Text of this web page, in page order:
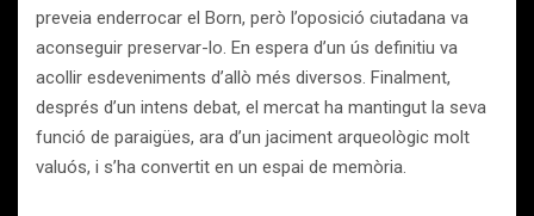
preveia enderrocar el Born, però l’oposició ciutadana va
aconseguir preservar-lo. En espera d’un ús definitiu va
acollir esdeveniments d’allò més diversos. Finalment,
després d’un intens debat, el mercat ha mantingut la seva
funció de paraigües, ara d’un jaciment arqueològic molt
valuós, i s’ha convertit en un espai de memòria.